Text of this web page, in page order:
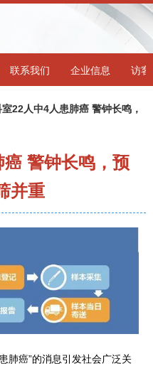
联系我们 企业信息 访客
室22人中4人患肺癌 警钟长鸣，
警钟长鸣，预
并重
肺癌”的消息引发社会广泛关